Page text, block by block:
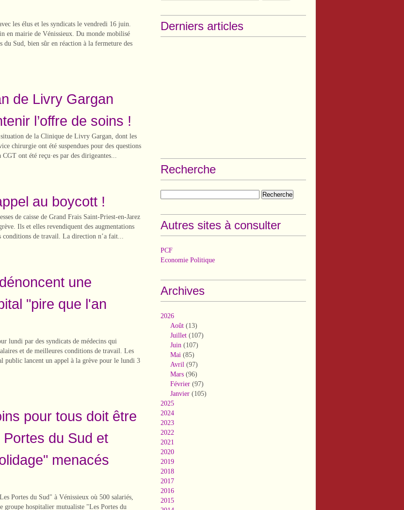
les élus et les syndicats le vendredi 16 juin.
en mairie de Vénissieux. Du monde mobilisé
du Sud, bien sûr en réaction à la fermeture des
de Livry Gargan
l’offre de soins !
de la Clinique de Livry Gargan, dont les
chirurgie ont été suspendues pour des questions
CGT ont été reçu·es par des dirigeantes...
au boycott !
de caisse de Grand Frais Saint-Priest-en-Jarez
Ils et elles revendiquent des augmentations
conditions de travail. La direction n’a fait...
une
"pire que l'an
lundi par des syndicats de médecins qui
et de meilleures conditions de travail. Les
public lancent un appel à la grève pour le lundi 3
pour tous doit être
du Sud et
menacés
Portes du Sud" à Vénissieux où 500 salariés,
groupe hospitalier mutualiste "Les Portes du
Derniers articles
Recherche
Autres sites à consulter
PCF
Economie Politique
Archives
2026
Août (13)
Juillet (107)
Juin (107)
Mai (85)
Avril (97)
Mars (96)
Février (97)
Janvier (105)
2025
2024
2023
2022
2021
2020
2019
2018
2017
2016
2015